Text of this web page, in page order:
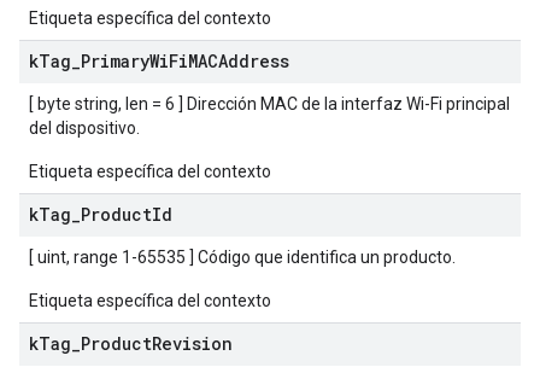
Etiqueta específica del contexto
kTag PrimaryWiFiMACAddress
[ byte string, len = 6 ] Dirección MAC de la interfaz Wi-Fi principal
del dispositivo.
Etiqueta específica del contexto
kTag ProductId
[ uint, range 1-65535 ] Código que identifica un producto.
Etiqueta específica del contexto
kTag ProductRevision